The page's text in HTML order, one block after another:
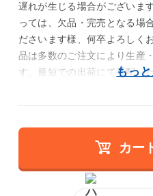
遅れが生じる場合がございま
っては、欠品・完売となる場
ださいます様、何卒よろしく
品は多数のご注文により生産
す。最短での出荷にて手配い
カー